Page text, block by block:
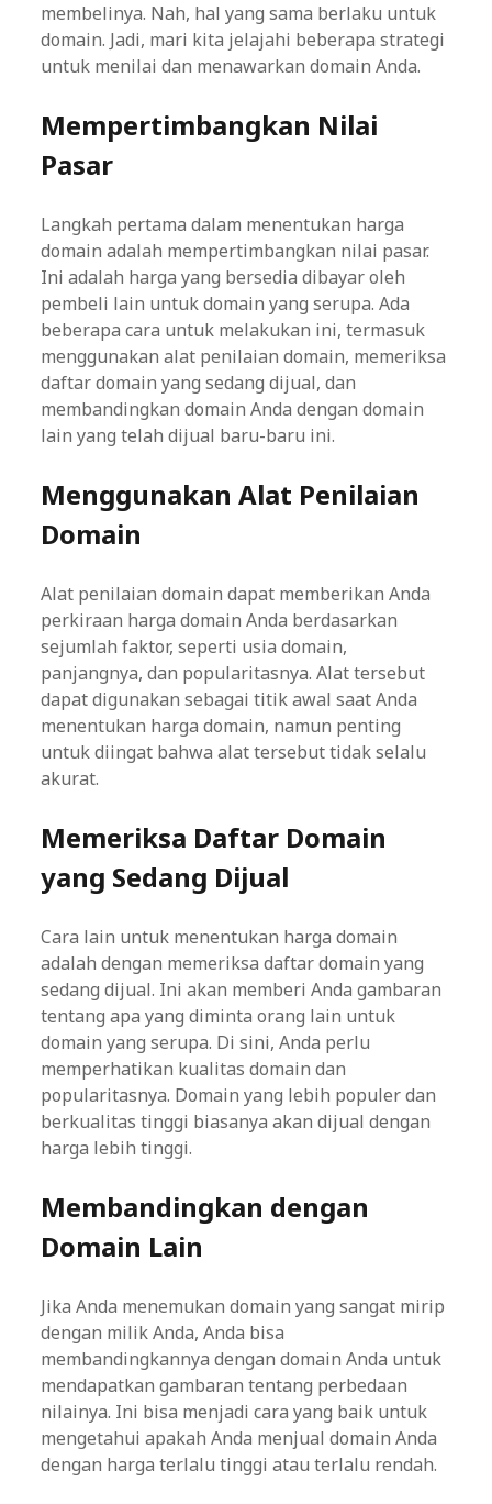
membelinya. Nah, hal yang sama berlaku untuk
domain. Jadi, mari kita jelajahi beberapa strategi
untuk menilai dan menawarkan domain Anda.
Mempertimbangkan Nilai
Pasar
Langkah pertama dalam menentukan harga
domain adalah mempertimbangkan nilai pasar.
Ini adalah harga yang bersedia dibayar oleh
pembeli lain untuk domain yang serupa. Ada
beberapa cara untuk melakukan ini, termasuk
menggunakan alat penilaian domain, memeriksa
daftar domain yang sedang dijual, dan
membandingkan domain Anda dengan domain
lain yang telah dijual baru-baru ini.
Menggunakan Alat Penilaian
Domain
Alat penilaian domain dapat memberikan Anda
perkiraan harga domain Anda berdasarkan
sejumlah faktor, seperti usia domain,
panjangnya, dan popularitasnya. Alat tersebut
dapat digunakan sebagai titik awal saat Anda
menentukan harga domain, namun penting
untuk diingat bahwa alat tersebut tidak selalu
akurat.
Memeriksa Daftar Domain
yang Sedang Dijual
Cara lain untuk menentukan harga domain
adalah dengan memeriksa daftar domain yang
sedang dijual. Ini akan memberi Anda gambaran
tentang apa yang diminta orang lain untuk
domain yang serupa. Di sini, Anda perlu
memperhatikan kualitas domain dan
popularitasnya. Domain yang lebih populer dan
berkualitas tinggi biasanya akan dijual dengan
harga lebih tinggi.
Membandingkan dengan
Domain Lain
Jika Anda menemukan domain yang sangat mirip
dengan milik Anda, Anda bisa
membandingkannya dengan domain Anda untuk
mendapatkan gambaran tentang perbedaan
nilainya. Ini bisa menjadi cara yang baik untuk
mengetahui apakah Anda menjual domain Anda
dengan harga terlalu tinggi atau terlalu rendah.